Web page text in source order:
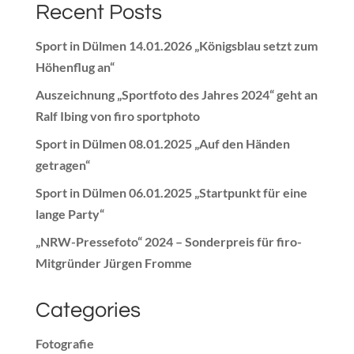
Recent Posts
Sport in Dülmen 14.01.2026 „Königsblau setzt zum
Höhenflug an“
Auszeichnung „Sportfoto des Jahres 2024“ geht an
Ralf Ibing von firo sportphoto
Sport in Dülmen 08.01.2025 „Auf den Händen
getragen“
Sport in Dülmen 06.01.2025 „Startpunkt für eine
lange Party“
„NRW-Pressefoto“ 2024 – Sonderpreis für firo-
Mitgründer Jürgen Fromme
Categories
Fotografie